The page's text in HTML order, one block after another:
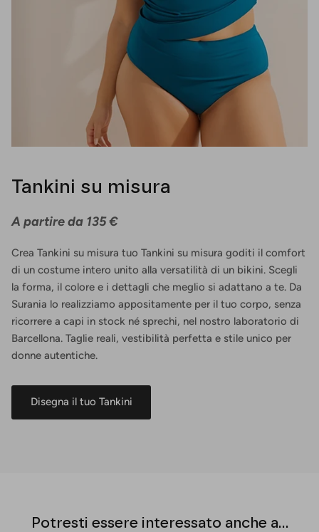
Tankini su misura
A partire da 135 €
Crea Tankini su misura tuo Tankini su misura goditi il comfort
di un costume intero unito alla versatilità di un bikini. Scegli
la forma, il colore e i dettagli che meglio si adattano a te. Da
Surania lo realizziamo appositamente per il tuo corpo, senza
ricorrere a capi in stock né sprechi, nel nostro laboratorio di
Barcellona. Taglie reali, vestibilità perfetta e stile unico per
donne autentiche.
Disegna il tuo Tankini
Potresti essere interessato anche a...